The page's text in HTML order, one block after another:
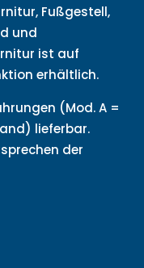
Fußgestell,
und
ist auf
erhältlich.
(Mod. A =
lieferbar.
der